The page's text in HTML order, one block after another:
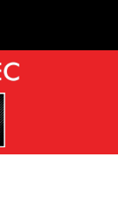
0. Zobacz